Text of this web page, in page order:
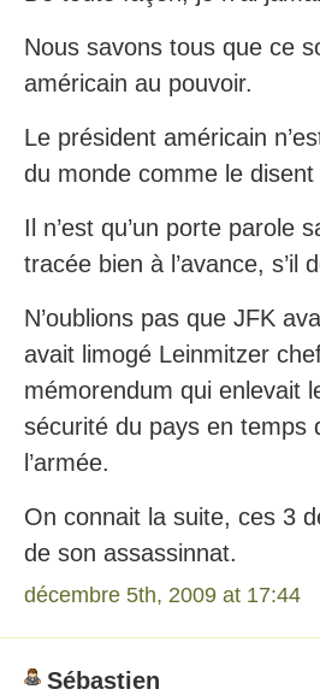
Nous savons tous que ce
américain au pouvoir.
Le président américain
du monde comme le
Il n’est qu’un porte parole
tracée bien à l’avance,
N’oublions pas que JFK
avait limogé Leinmitzer
mémorendum qui enlevait
sécurité du pays en temps
l’armée.
On connait la suite, ces 3
de son assassinnat.
décembre 5th, 2009 at 17:44
Sébastien